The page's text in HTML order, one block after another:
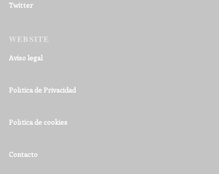
Twitter
WEBSITE
Aviso legal
Política de Privacidad
Política de cookies
Contacto